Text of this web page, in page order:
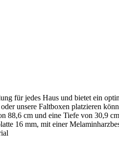
für jedes Haus und bietet ein
unsere Faltboxen platzieren
cm und eine Tiefe von 30,9
16 mm, mit einer